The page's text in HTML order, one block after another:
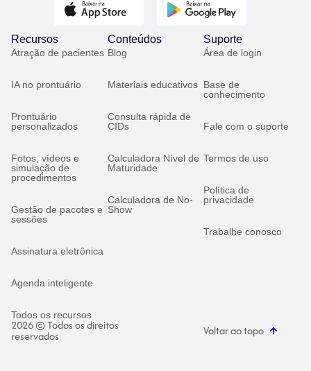
Recursos
Atração de pacientes
IA no prontuário
Prontuário
personalizados
Fotos, vídeos e
simulação de
procedimentos
Gestão de pacotes e
sessões
Assinatura eletrônica
Agenda inteligente
Todos os recursos
Conteúdos
Blog
Materiais educativos
Consulta rápida de
CIDs
Calculadora Nível de
Maturidade
Calculadora de No-
Show
Suporte
Área de login
Base de
conhecimento
Fale com o suporte
Termos de uso
Política de
privacidade
Trabalhe conosco
2026 © Todos os direitos
reservados Voltar ao topo